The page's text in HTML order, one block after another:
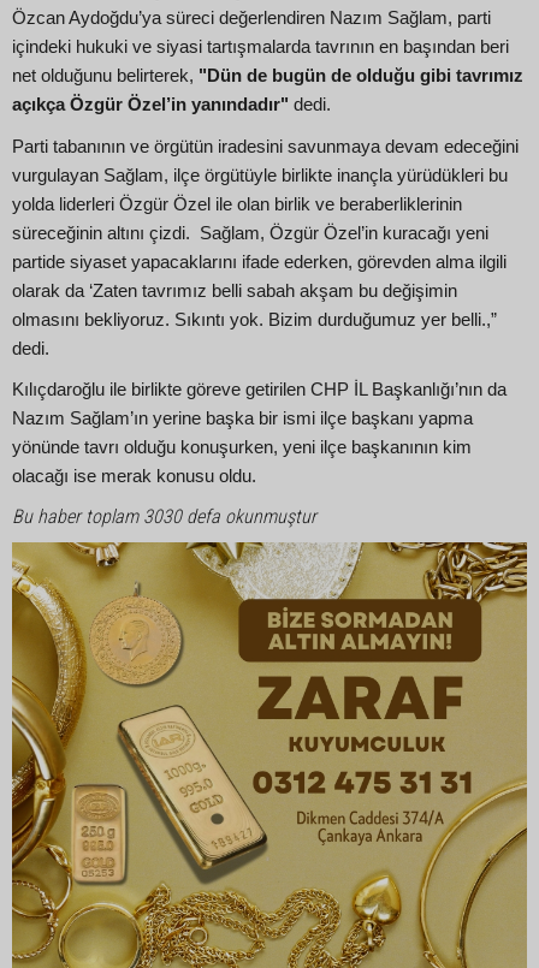
Özcan Aydoğdu’ya süreci değerlendiren Nazım Sağlam, parti
içindeki hukuki ve siyasi tartışmalarda tavrının en başından beri
net olduğunu belirterek, "Dün de bugün de olduğu gibi tavrımız
açıkça Özgür Özel’in yanındadır" dedi.
Parti tabanının ve örgütün iradesini savunmaya devam edeceğini
vurgulayan Sağlam, ilçe örgütüyle birlikte inançla yürüdükleri bu
yolda liderleri Özgür Özel ile olan birlik ve beraberliklerinin
süreceğinin altını çizdi. Sağlam, Özgür Özel’in kuracağı yeni
partide siyaset yapacaklarını ifade ederken, görevden alma ilgili
olarak da ‘Zaten tavrımız belli sabah akşam bu değişimin
olmasını bekliyoruz. Sıkıntı yok. Bizim durduğumuz yer belli.,”
dedi.
Kılıçdaroğlu ile birlikte göreve getirilen CHP İL Başkanlığı’nın da
Nazım Sağlam’ın yerine başka bir ismi ilçe başkanı yapma
yönünde tavrı olduğu konuşurken, yeni ilçe başkanının kim
olacağı ise merak konusu oldu.
Bu haber toplam 3030 defa okunmuştur